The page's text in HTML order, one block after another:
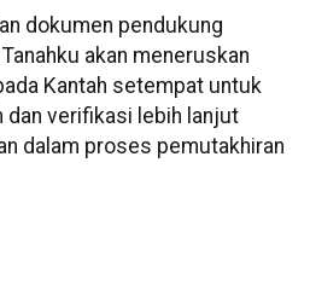
dokumen pendukung
akan meneruskan
Kantah setempat untuk
dan verifikasi lebih lanjut
dalam proses pemutakhiran